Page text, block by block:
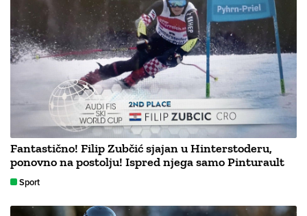
Fantastično! Filip Zubčić sjajan u Hinterstoderu,
ponovno na postolju! Ispred njega samo Pinturault
Sport